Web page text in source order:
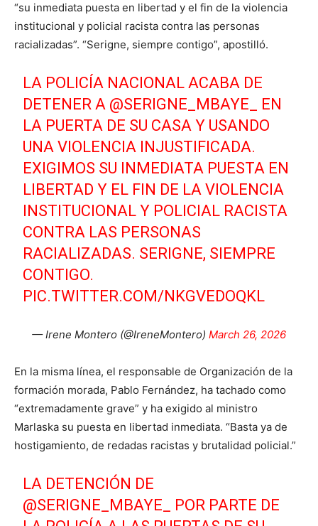
“su inmediata puesta en libertad y el fin de la violencia
institucional y policial racista contra las personas
racializadas”. “Serigne, siempre contigo”, apostilló.
LA POLICÍA NACIONAL ACABA DE
DETENER A @SERIGNE_MBAYE_
EN
LA PUERTA DE SU CASA Y USANDO
UNA VIOLENCIA INJUSTIFICADA.
EXIGIMOS SU INMEDIATA PUESTA EN
LIBERTAD Y EL FIN DE LA VIOLENCIA
INSTITUCIONAL Y POLICIAL RACISTA
CONTRA LAS PERSONAS
RACIALIZADAS. SERIGNE, SIEMPRE
CONTIGO.
PIC.TWITTER.COM/NKGVEDOQKL
— Irene Montero (@IreneMontero) March 26, 2026
En la misma línea, el responsable de Organización de la
formación morada, Pablo Fernández, ha tachado como
“extremadamente grave” y ha exigido al ministro
Marlaska su puesta en libertad inmediata. “Basta ya de
hostigamiento, de redadas racistas y brutalidad policial.”
LA DETENCIÓN DE
@SERIGNE_MBAYE_
POR PARTE DE